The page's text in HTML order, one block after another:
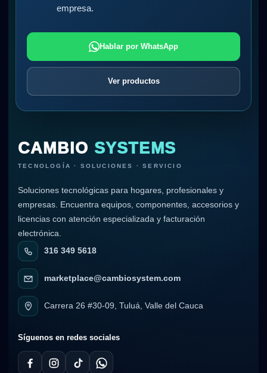
empresa.
Hablar por WhatsApp
Ver productos
CAMBIO SYSTEMS
TECNOLOGÍA · SOLUCIONES · SERVICIO
Soluciones tecnológicas para hogares, profesionales y
empresas. Encuentra equipos, componentes, accesorios y
licencias con atención especializada y facturación
electrónica.
316 349 5618
marketplace@cambiosystem.com
Carrera 26 #30-09, Tuluá, Valle del Cauca
Síguenos en redes sociales